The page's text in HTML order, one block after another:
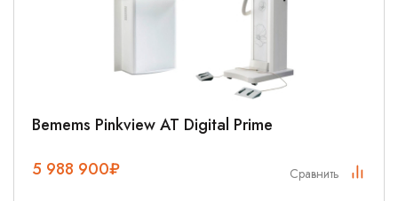
Bemems Pinkview AT Digital Prime
5 988 900₽ Сравнить